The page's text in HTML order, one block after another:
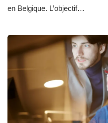
en Belgique. L’objectif…